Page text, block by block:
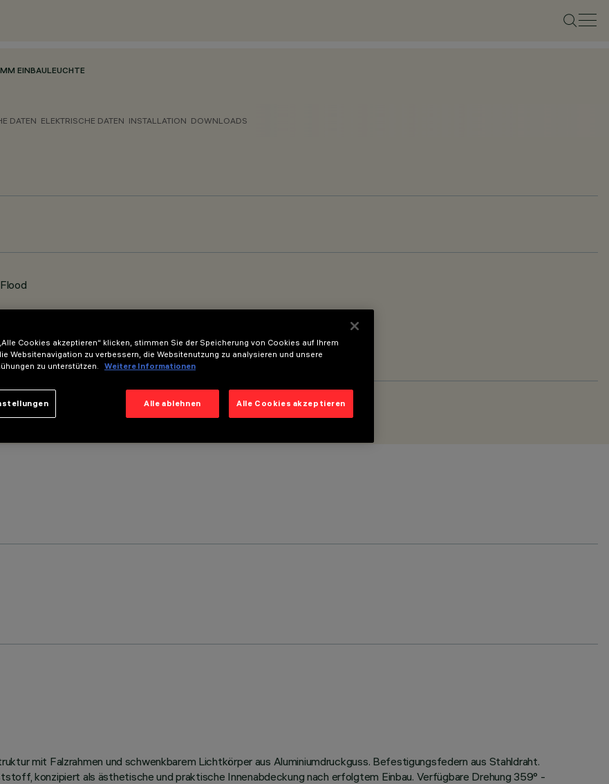
EINBAULEUCHTE
DATEN ELEKTRISCHE DATEN INSTALLATION DOWNLOADS
mit Falzrahmen und schwenkbarem Lichtkörper aus Aluminiumdruckguss. Befestigungsfedern aus Stahldraht.
konzipiert als ästhetische und praktische Innenabdeckung nach erfolgtem Einbau. Verfügbare Drehung 359° -
Cookies akzeptieren“ klicken, stimmen Sie der Speicherung von Cookies auf Ihrem
Websitenavigation zu verbessern, die Websitenutzung zu analysieren und unsere
zu unterstützen.
Weitere Informationen
Alle ablehnen Alle Cookies akzeptieren